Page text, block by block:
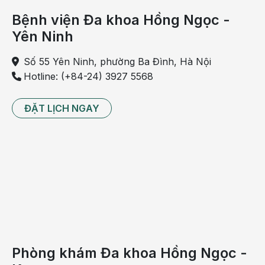
cho học sinh các bậc tiểu học, THCS và THPT trong cả
Bệnh viện Đa khoa Hồng Ngọc -
Yên Ninh
Số 55 Yên Ninh, phường Ba Đình, Hà Nội
Hotline: (+84-24) 3927 5568
ĐẶT LỊCH NGAY
Phòng khám Đa khoa Hồng Ngọc -